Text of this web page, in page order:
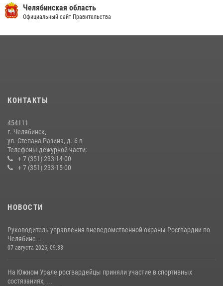
13 июля 2026, 03:02 5
14 июля 2026, 05:15
Челябинская область
Официальный сайт Правительства
КОНТАКТЫ
454111
г. Челябинск,
ул. Степана Разина, д. 6 в
Телефоны дежурной части:
+ 7 (351) 233-14-00
+ 7 (351) 233-15-00
НОВОСТИ
Руководитель управления вневедомственной охраны Росгвардии по
Челябинс...
07 августа 2026, 09:33
На Южном Урале росгвардейцы приняли участие в спортивных
состязаниях, ...